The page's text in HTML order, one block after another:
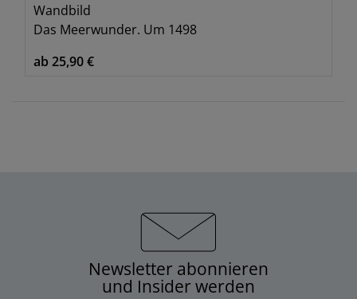
Wandbild
Das Meerwunder. Um 1498
ab 25,90 €
Newsletter abonnieren
und Insider werden